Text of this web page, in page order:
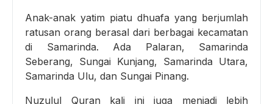
Anak-anak yatim piatu dhuafa yang berjumlah
ratusan orang berasal dari berbagai kecamatan
di Samarinda. Ada Palaran, Samarinda
Seberang, Sungai Kunjang, Samarinda Utara,
Samarinda Ulu, dan Sungai Pinang.
Nuzulul Quran kali ini juga menjadi lebih